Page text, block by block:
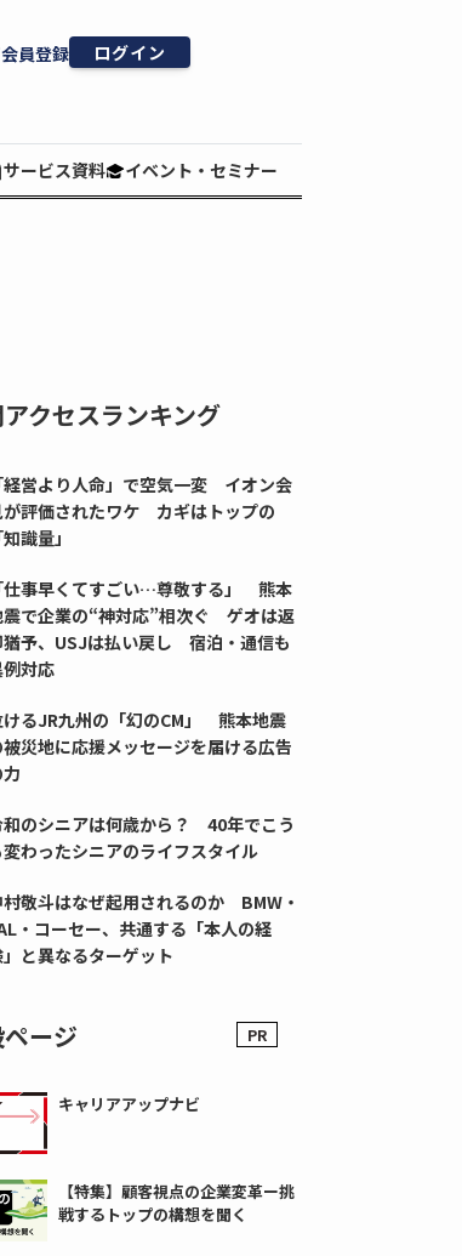
会員登録 ログイン
サービス資料 イベント・セミナー
クセスランキング
経営より人命」で空気一変 イオン会
が評価されたワケ カギはトップの
知識量」
仕事早くてすごい…尊敬する」 熊本
震で企業の“神対応”相次ぐ ゲオは返
猶予、USJは払い戻し 宿泊・通信も
対応
けるJR九州の「幻のCM」 熊本地震
被災地に応援メッセージを届ける広告
和のシニアは何歳から？ 40年でこう
変わったシニアのライフスタイル
村敬斗はなぜ起用されるのか BMW・
・コーセー、共通する「本人の経
と異なるターゲット
ージ
キャリアアップナビ
【特集】顧客視点の企業変革ー挑
戦するトップの構想を聞く